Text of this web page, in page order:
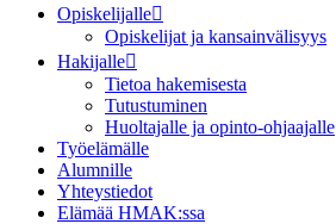
Opiskelijalle
Opiskelijat ja kansainvälisyys
Hakijalle
Tietoa hakemisesta
Tutustuminen
Huoltajalle ja opinto-ohjaajalle
Työelämälle
Alumnille
Yhteystiedot
Elämää HMAK:ssa